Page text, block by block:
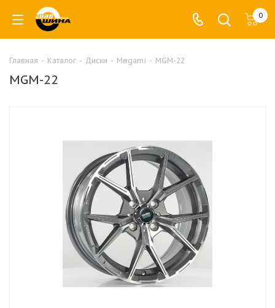
0
Главная - Каталог - Диски - Megami - MGM-22
MGM-22